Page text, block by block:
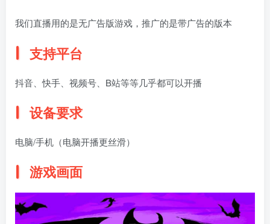
我们直播用的是无广告版游戏，推广的是带广告的版本
支持平台
抖音、快手、视频号、B站等等几乎都可以开播
设备要求
电脑/手机（电脑开播更丝滑）
游戏画面